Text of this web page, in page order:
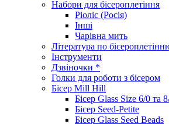
Набори для бісероплетіння
Ріоліс (Росія)
Інші
Чарівна мить
Література по
Інструменти
Дзвіночки *
Голки для роботи з бісером
Бісер Mill Hill
Бісер Glass Size 6/0 та
Бісер Seed-Petite
Бісер Glass Seed Beads